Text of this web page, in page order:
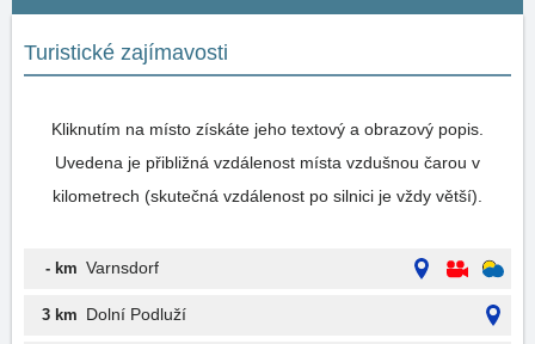
Turistické zajímavosti
Kliknutím na místo získáte jeho textový a obrazový popis.
Uvedena je přibližná vzdálenost místa vzdušnou čarou v
kilometrech (skutečná vzdálenost po silnici je vždy větší).
- km Varnsdorf
3 km Dolní Podluží